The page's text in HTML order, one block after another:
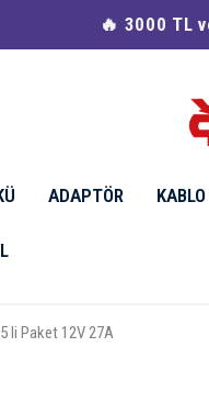
🔥
ADAPTÖR KABLO
li Paket 12V 27A